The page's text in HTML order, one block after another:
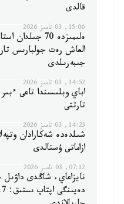
قالدى
15:06, 03 تامىز 2026
ەلىمىزدە 70
العاش رەت جولبارىس
جىبەرىلدى
14:52, 03 تامىز 2026
اباي وبلىسىندا تاعى
تارتتى
14:23, 03 تامىز 2026
ازاماتى ۇستالدى
07:12, 03 تامىز 2026